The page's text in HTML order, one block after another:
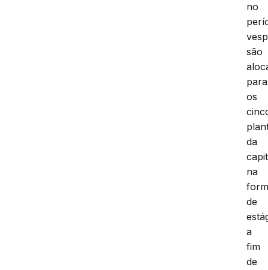
no
são
para
os
da
na
de
a
fim
de